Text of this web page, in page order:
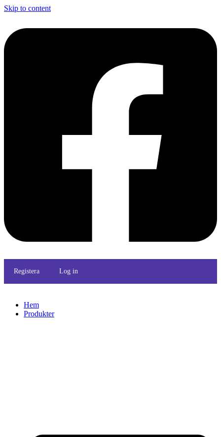
Skip to content
Registera Log in
Hem
Produkter